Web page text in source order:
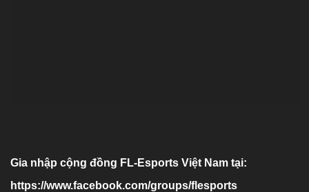
Gia nhập cộng đồng FL-Esports Việt Nam tại:
https://www.facebook.com/groups/flesports